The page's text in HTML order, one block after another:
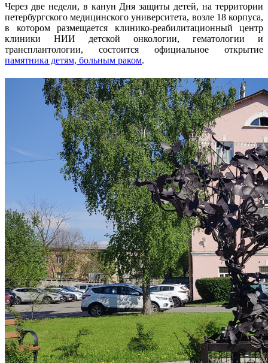
Через две недели, в канун Дня защиты детей, на территории
петербургского медицинского университета, возле 18 корпуса,
в котором размещается клинико-реабилитационный центр
клиники НИИ детской онкологии, гематологии и
трансплантологии, состоится официальное открытие
памятника детям, больным раком.